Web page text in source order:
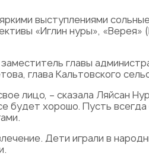
выступлениями
«Иглин нуры»,
главы
глава Кальтовского
лицо, – сказала Ляйсан
будет хорошо. Пусть
Дети играли в